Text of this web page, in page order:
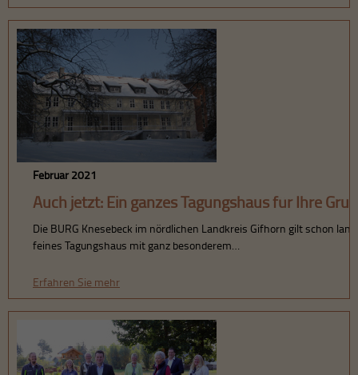
Februar 2021
Auch jetzt: Ein ganzes Tagungshaus für Ihre
Die BURG Knesebeck im nördlichen Landkreis Gifhorn gilt schon
feines Tagungshaus mit ganz besonderem…
Erfahren Sie mehr